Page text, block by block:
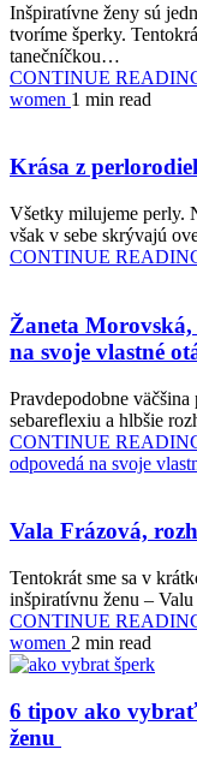
Inšpiratívne ženy sú
tvoríme šperky.
tanečníčkou…
CONTINUE
women 1 min read
Krása z
Všetky milujeme perly.
však v sebe skrývajú
CONTINUE
Žaneta
na svoje vlastné
Pravdepodobne
sebareflexiu a hlbšie
CONTINUE
odpovedá na svoje
Vala Frázová,
Tentokrát sme sa v
inšpiratívnu ženu –
CONTINUE
women 2 min read
6 tipov ako vybrať
ženu